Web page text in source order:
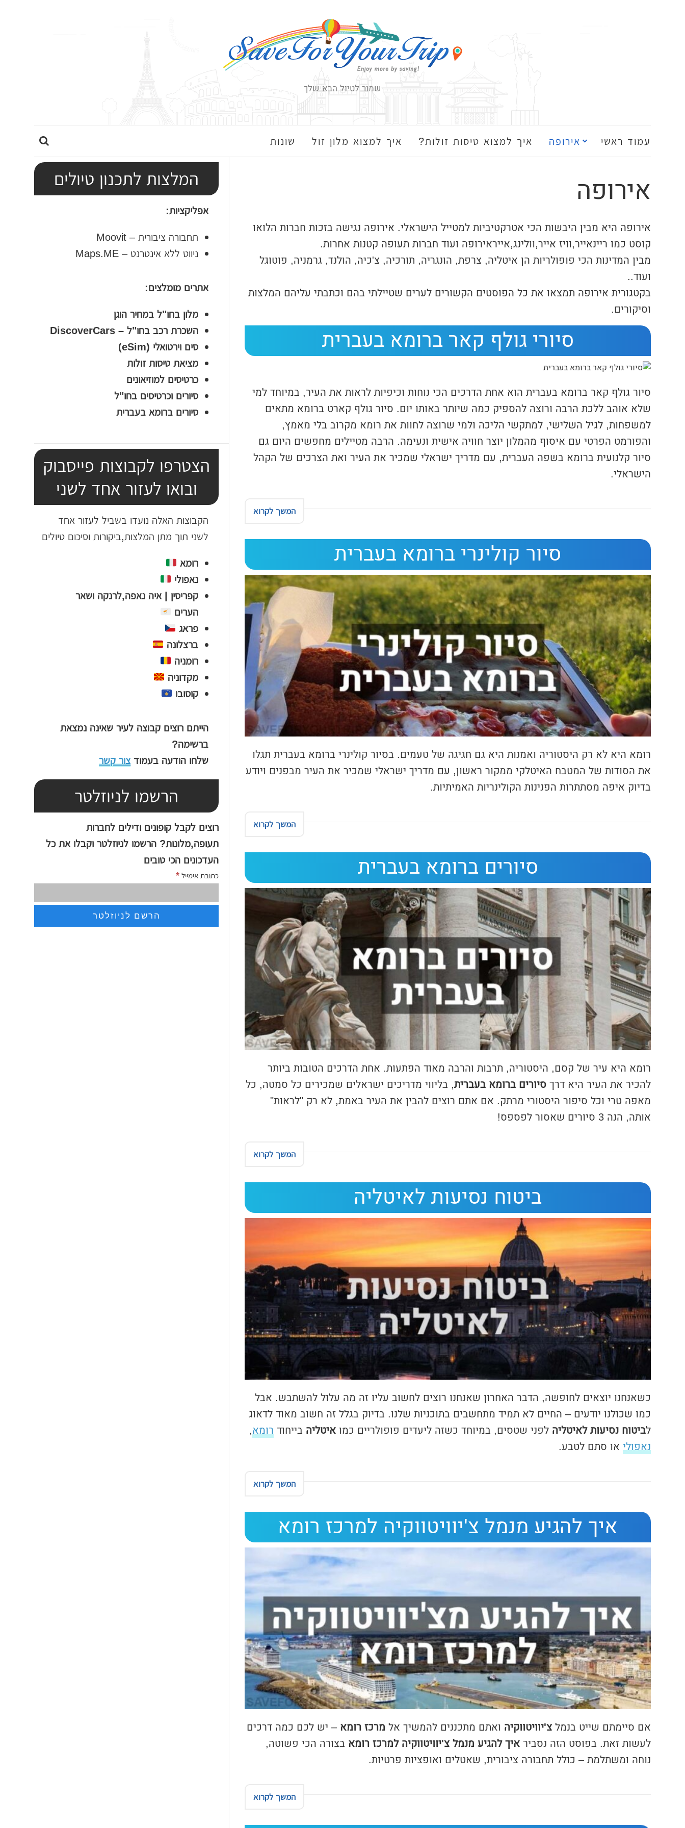
שמור לטיול הבא שלך
עמוד ראשי אירופה איך למצוא טיסות זולות? איך למצוא מלון זול שונות
ה
ח
אירופה
אירופה היא מבין היבשות הכי אטרקטיביות למטייל הישראלי. אירופה נגישה בזכות חברות הלואו
קוסט כמו ריינאייר,וויז אייר,וולינג,אייראירופה ועוד חברות תעופה קטנות אחרות.
מבין המדינות הכי פופולריות הן איטליה, צרפת, הונגריה, תורכיה, צ'כיה, הולנד, גרמניה, פוטוגל
ועוד..
בקטגורית אירופה תמצאו את כל הפוסטים הקשורים לערים שטיילתי בהם וכתבתי עליהם המלצות
וסיקורים.
סיורי גולף קאר ברומא בעברית
סיור גולף קאר ברומא בעברית הוא אחת הדרכים הכי נוחות וכיפיות לראות את העיר, במיוחד למי
שלא אוהב ללכת הרבה ורוצה להספיק כמה שיותר באותו יום. סיור גולף קארט ברומא מתאים
למשפחות, לגיל השלישי, למתקשי הליכה ולמי שרוצה לחוות את רומא מקרוב בלי מאמץ,
והפורמט הפרטי עם איסוף מהמלון יוצר חוויה אישית ונעימה. הרבה מטיילים מחפשים היום גם
סיור קלנועית ברומא בשפה העברית, עם מדריך ישראלי שמכיר את העיר ואת הצרכים של הקהל
הישראלי.
המשך לקרוא
סיור קולינרי ברומא בעברית
רומא היא לא רק היסטוריה ואמנות היא גם חגיגה של טעמים. בסיור קולינרי ברומא בעברית תגלו
את הסודות של המטבח האיטלקי ממקור ראשון, עם מדריך ישראלי שמכיר את העיר מבפנים ויודע
בדיוק איפה מסתתרות הפנינות הקולינריות האמיתיות.
המשך לקרוא
סיורים ברומא בעברית
רומא היא עיר של קסם, היסטוריה, תרבות והרבה מאוד הפתעות. אחת הדרכים הטובות ביותר
להכיר את העיר היא דרךסיורים ברומא בעברית, בליווי מדריכים ישראלים שמכירים כל סמטה, כל
מאפה טרי וכל סיפור היסטורי מרתק. אם אתם רוצים להבין את העיר באמת, לא רק "לראות"
אותה, הנה 3 סיורים שאסור לפספס!
המשך לקרוא
ביטוח נסיעות לאיטליה
כשאנחנו יוצאים לחופשה, הדבר האחרון שאנחנו רוצים לחשוב עליו זה מה עלול להשתבש. אבל
כמו שכולנו יודעים – החיים לא תמיד מתחשבים בתוכניות שלנו. בדיוק בגלל זה חשוב מאוד לדאוג
לביטוח נסיעות לאיטליה לפני שטסים, במיוחד כשזה ליעדים פופולריים כמואיטליה בייחודרומא,
נאפולי או סתם לטבע.
המשך לקרוא
איך להגיע מנמל צ'יוויטווקיה למרכז רומא
אם סיימתם שייט בנמלצ'יוויטווקיה ואתם מתכננים להמשיך אל מרכז רומא – יש לכם כמה דרכים
לעשות זאת. בפוסט הזה נסביראיך להגיע מנמל צ'יוויטווקיה למרכז רומא בצורה הכי פשוטה,
נוחה ומשתלמת – כולל תחבורה ציבורית, שאטלים ואופציות פרטיות.
המשך לקרוא
המלצות לתכנון טיולים
אפליקציות:
תחבורה ציבורית – Moovit
ניווט ללא אינטרנט – Maps.ME
אתרים מומלצים:
מלון בחו"ל במחיר הוגן
השכרת רכב בחו"ל – DiscoverCars
סים וירטואלי (eSim)
מציאת טיסות זולות
כרטיסים למוזיאונים
סיורים וכרטיסים בחו"ל
סיורים ברומא בעברית
הצטרפו לקבוצות פייסבוק
ובואו לעזור אחד לשני
הקבוצות האלה נועדו בשביל לעזור אחד
לשני תוך מתן המלצות,ביקורות וסיכום טיולים
רומא
נאפולי
קפריסין | איה נאפה,לרנקה ושאר
הערים
פראג
ברצלונה
רומניה
מקדוניה
קוסובו
הייתם רוצים קבוצה לעיר שאינה נמצאת
ברשימה?
שלחו הודעה בעמודצור קשר
הרשמו לניוזלטר
רוצים לקבל קופונים ודילים לחברות
תעופה,מלונות? הרשמו לניוזלטר וקבלו את כל
העדכונים הכי טובים
כתובת אימייל *